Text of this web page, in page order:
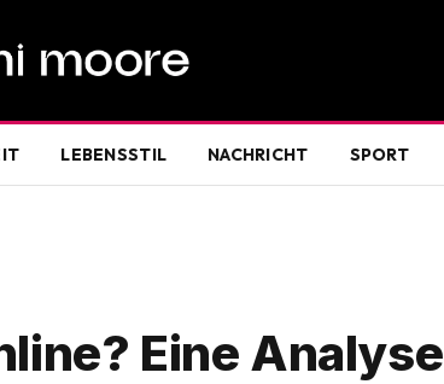
LEBENSSTIL NACHRICHT SPORT
Eine Analyse